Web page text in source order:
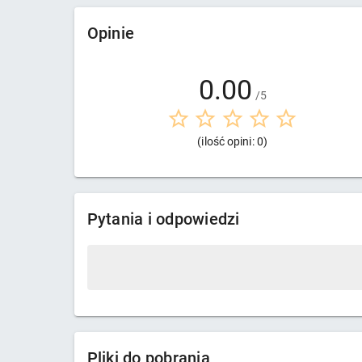
Opinie
0.00 /5
(ilość opini: 0)
Pytania i odpowiedzi